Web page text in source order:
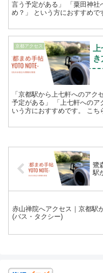
言う予定がある」 「粟田神社
め？」 という方におすすめです。 こちらの記事では ◆京都
京都アクセス
「京都駅から上七軒へのアク
予定がある」 「上七軒へのア
いう方におすすめです。 こちらの記事では ◆京都駅から上七軒まで
鷺
駅
赤山禅院へアクセス｜京都駅
(バス・タクシー)